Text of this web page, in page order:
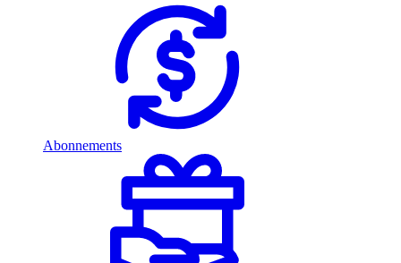
Abonnements